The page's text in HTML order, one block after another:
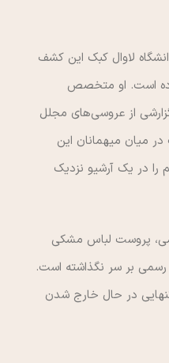
لاوال کبک این کشف
است. او متخصص
از عروسی‌های مجلل
میان میهمانان این
در یک آرشیو نزدیک
پروست لباس مشکی
بر سر نگذاشته است.
در حال خارج شدن